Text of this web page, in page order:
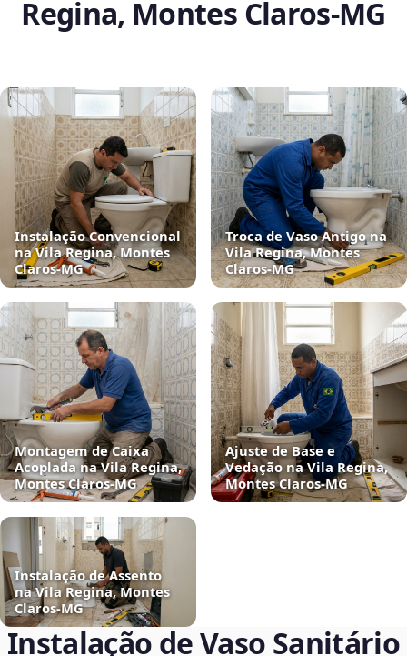
Regina, Montes Claros‑MG
Instalação Convencional
na Vila Regina, Montes
Claros‑MG
Troca de Vaso Antigo na
Vila Regina, Montes
Claros‑MG
Montagem de Caixa
Acoplada na Vila Regina,
Montes Claros‑MG
Ajuste de Base e
Vedação na Vila Regina,
Montes Claros‑MG
Instalação de Assento
na Vila Regina, Montes
Claros‑MG
Instalação de Vaso Sanitário